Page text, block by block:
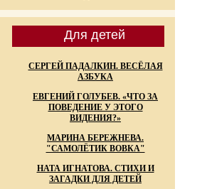
Для детей
СЕРГЕЙ ПАДАЛКИН. ВЕСЁЛАЯ
АЗБУКА
ЕВГЕНИЙ ГОЛУБЕВ. «ЧТО ЗА
ПОВЕДЕНИЕ У ЭТОГО
ВИДЕНИЯ?»
МАРИНА БЕРЕЖНЕВА.
"САМОЛЁТИК ВОВКА"
НАТА ИГНАТОВА. СТИХИ И
ЗАГАДКИ ДЛЯ ДЕТЕЙ